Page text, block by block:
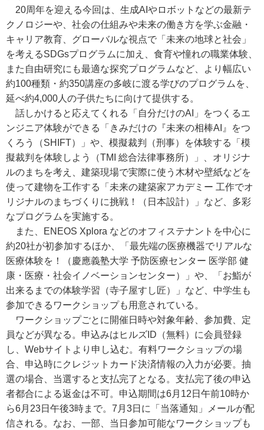
20周年を迎える今回は、生成AIやロボットなどの最新テ
クノロジーや、社会の仕組みや未来の働き方を学ぶ金融・
キャリア教育、グローバルな視点で「未来の地球と社会」
を考えるSDGsプログラムに加え、食育や憧れの職業体験、
また自由研究にも最適な探究プログラムなど、より幅広い
約100種類・約350講座の多岐に渡る学びのプログラムを、
延べ約4,000人の子供たちに向けて提供する。
話しかけると応えてくれる「自分だけのAI」をつくるエ
ンジニア体験ができる「きみだけの『未来の相棒AI』をつ
くろう（SHIFT）」や、模擬裁判（刑事）を体験する「模
擬裁判を体験しよう（TMI 総合法律事務所）」、オリジナ
ルのまちを考え、建築現場で実際に使う木材や壁紙などを
使って建物を工作する「未来の建築家アカデミー 工作でオ
リジナルのまちづくりに挑戦！（日本設計）」など、多彩
なプログラムを実施する。
また、ENEOS Xplora などのオフィステナントを中心に
約20社が初参加するほか、「最先端の医療機器でリアルな
医療体験を！（慶應義塾大学 予防医療センター 医学部 健
康・医療・社会イノベーションセンター）」や、「お鮨が
出来るまでの体験学習（寺子屋すし匠）」など、中学生も
参加できるワークショップも用意されている。
ワークショップごとに開催日時や対象年齢、参加費、定
員などが異なる。申込みはヒルズID（無料）に会員登録
し、Webサイトより申し込む。有料ワークショップの場
合、申込時にクレジットカード決済情報の入力が必要。抽
選の場合、当選すると支払完了となる。支払完了後の申込
者都合による返金は不可。申込期間は6月12日午前10時か
ら6月23日午後3時まで。7月3日に「当落通知」メールが配
信される。なお、一部、当日参加可能なワークショップも